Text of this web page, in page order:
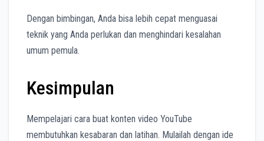
Dengan bimbingan, Anda bisa lebih cepat menguasai
teknik yang Anda perlukan dan menghindari kesalahan
umum pemula.
Kesimpulan
Mempelajari cara buat konten video YouTube
membutuhkan kesabaran dan latihan. Mulailah dengan ide